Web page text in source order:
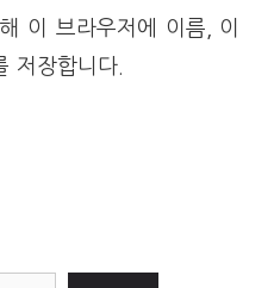
이 브라우저에 이름, 이
저장합니다.